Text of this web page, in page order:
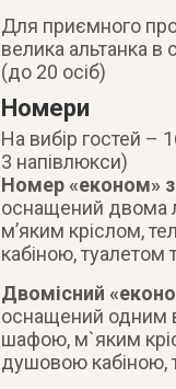
Для приємного
велика альтанка в
(до 20 осіб)
Номери
На вибір гостей –
3 напівлюкси)
Номер «економ»
оснащений двома
м’яким кріслом,
кабіною,
Двомісний
оснащений одним
шафою, м`яким
душовою кабіною,